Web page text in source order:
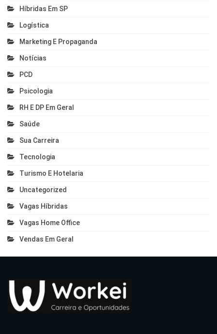
Híbridas Em SP
Logística
Marketing E Propaganda
Notícias
PCD
Psicologia
RH E DP Em Geral
Saúde
Sua Carreira
Tecnologia
Turismo E Hotelaria
Uncategorized
Vagas Híbridas
Vagas Home Office
Vendas Em Geral